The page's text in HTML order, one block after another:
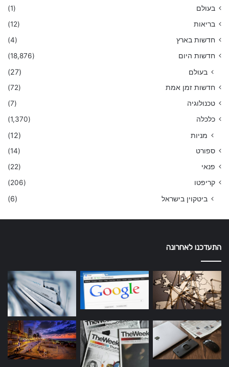
בעולם
(1)
בריאות
(12)
חדשות בארץ
(4)
חדשות היום
(18,876)
בעולם (27)
חדשות זמן אמת
(72)
טכנולוגיה
(7)
כלכלה
(1,370)
מניות (12)
ספורט
(14)
פנאי
(22)
קריפטו
(206)
ביטקוין בישראל (6)
התעדכנו לאחרונה